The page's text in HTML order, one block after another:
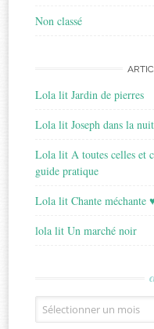
Non classé
Lola lit Jardin de pierres
Lola lit Joseph dans la
Lola lit A toutes celles et
guide pratique
Lola lit Chante méchante
lola lit Un marché noir
Archives